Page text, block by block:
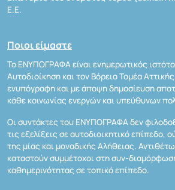
Ε.Ε.
Ποιοι είμαστε
Το ΕΝΥΠΟΓΡΑΦΑ είναι ενημερωτικός
Αυτοδιοίκηση και τον Βόρειο Τομέα
ενυπόγραφη και με άποψη δημοσίευση
κάθε κοινωνίας ενεργών και υπεύθυνων
Οι συντάκτες του ΕΝΥΠΟΓΡΑΦΑ δεν
τις εξελίξεις σε αυτοδιοικητικό επίπεδο,
της μίας και μοναδικής Αλήθειας.
καταστούν συμμέτοχοι στη συν-
καθημερινότητας σε τοπικό επίπεδο.